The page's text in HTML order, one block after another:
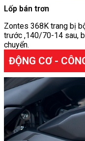
Lốp bán trơn
Zontes 368K trang bị
trước ,140/70-14 sau,
chuyển.
ĐỘNG CƠ -